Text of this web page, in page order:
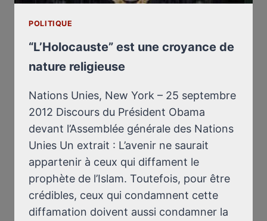
POLITIQUE
“L’Holocauste” est une croyance de
nature religieuse
Nations Unies, New York – 25 septembre
2012 Discours du Président Obama
devant l’Assemblée générale des Nations
Unies Un extrait : L’avenir ne saurait
appartenir à ceux qui diffament le
prophète de l’Islam. Toutefois, pour être
crédibles, ceux qui condamnent cette
diffamation doivent aussi condamner la